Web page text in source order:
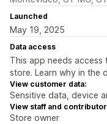
Launched
May 19, 2025
Data access
This app needs
store. Learn why in the
View customer data:
Sensitive data, device
View staff and
Store owner